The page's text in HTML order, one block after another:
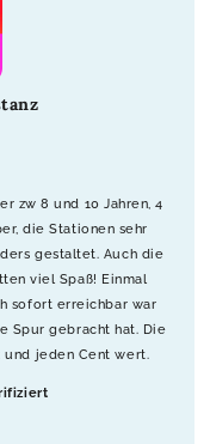
zw 8 und 10 Jahren, 4
die Stationen sehr
gestaltet. Auch die
viel Spaß! Einmal
sofort erreichbar war
Spur gebracht hat. Die
jeden Cent wert.